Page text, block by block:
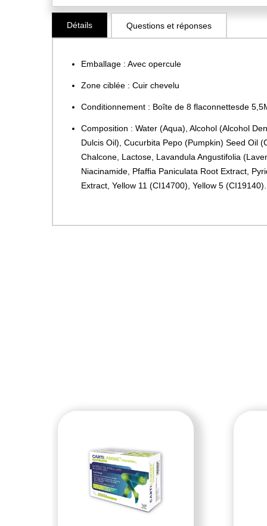
Skip
the
Détails
Emballage : Avec opercule
Zone ciblée : Cuir chevelu
Conditionnement : Boîte de 8 flaconnettesde
Composition : Water (Aqua), Alcohol (Alcohol
Dulcis Oil), Cucurbita Pepo (Pumpkin) Seed Oil
Chalcone, Lactose, Lavandula Angustifolia
Niacinamide, Pfaffia Paniculata Root Extract,
Extract, Yellow 11 (CI14700), Yellow 5 (CI19140).
Questions et réponses